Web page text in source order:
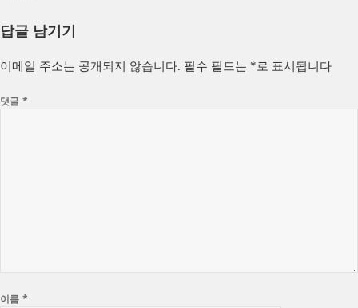
답글 남기기
이메일 주소는 공개되지 않습니다. 필수 필드는 *로 표시됩니다
댓글*
이름*